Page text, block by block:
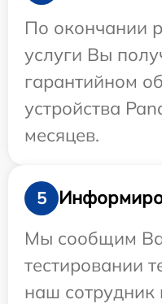
По окончании
услуги Вы
гарантийном
устройства
месяцев.
5
Мы сообщим
тестировании
наш сотрудник